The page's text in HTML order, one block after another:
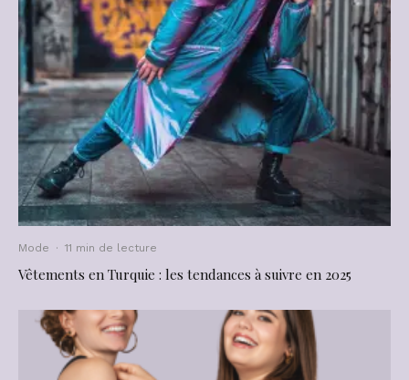
Mode · 11 min de lecture
Vêtements en Turquie : les tendances à suivre en 2025